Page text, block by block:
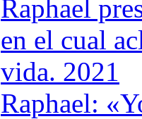
Raphael
en el cual
vida. 2021
Raphael: